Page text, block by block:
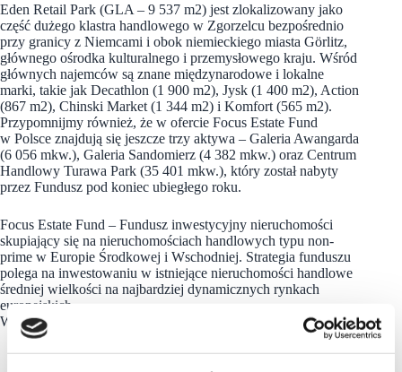
Eden Retail Park (GLA – 9 537 m2) jest zlokalizowany jako
część dużego klastra handlowego w Zgorzelcu bezpośrednio
przy granicy z Niemcami i obok niemieckiego miasta Görlitz,
głównego ośrodka kulturalnego i przemysłowego kraju. Wśród
głównych najemców są znane międzynarodowe i lokalne
marki, takie jak Decathlon (1 900 m2), Jysk (1 400 m2), Action
(867 m2), Chinski Market (1 344 m2) i Komfort (565 m2).
Przypomnijmy również, że w ofercie Focus Estate Fund
w Polsce znajdują się jeszcze trzy aktywa – Galeria Awangarda
(6 056 mkw.), Galeria Sandomierz (4 382 mkw.) oraz Centrum
Handlowy Turawa Park (35 401 mkw.), który został nabyty
przez Fundusz pod koniec ubiegłego roku.
Focus Estate Fund – Fundusz inwestycyjny nieruchomości
skupiający się na nieruchomościach handlowych typu non-
prime w Europie Środkowej i Wschodniej. Strategia funduszu
polega na inwestowaniu w istniejące nieruchomości handlowe
średniej wielkości na najbardziej dynamicznych rynkach
europejskich.
W celu uzyskania dodatkowych informacji prosimy o kontakt: